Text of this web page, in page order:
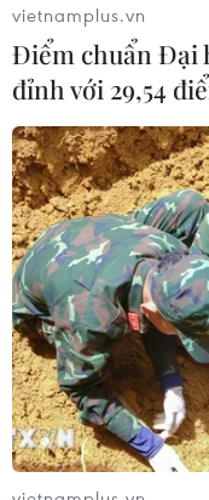
vietnamplus.vn
Điểm chuẩn Đại
đỉnh với 29,54